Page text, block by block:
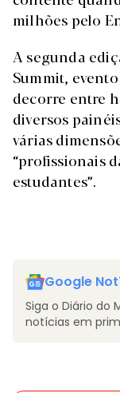
milhões pelo
A segunda
Summit,
decorre entre
diversos
várias
“profissionais
estudantes”.
Google
Siga o Diário do
notícias em